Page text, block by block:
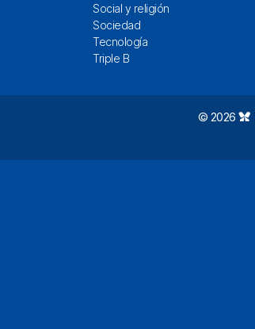
Social y religión
Sociedad
Tecnología
Triple B
© 2026